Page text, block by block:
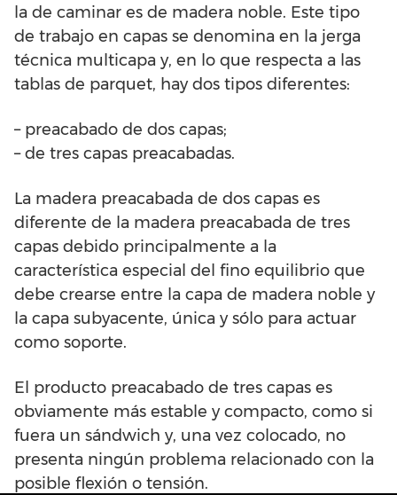
la de caminar es de madera noble. Este tipo
de trabajo en capas se denomina en la jerga
técnica multicapa y, en lo que respecta a las
tablas de parquet, hay dos tipos diferentes:
– preacabado de dos capas;
– de tres capas preacabadas.
La madera preacabada de dos capas es
diferente de la madera preacabada de tres
capas debido principalmente a la
característica especial del fino equilibrio que
debe crearse entre la capa de madera noble y
la capa subyacente, única y sólo para actuar
como soporte.
El producto preacabado de tres capas es
obviamente más estable y compacto, como si
fuera un sándwich y, una vez colocado, no
presenta ningún problema relacionado con la
posible flexión o tensión.